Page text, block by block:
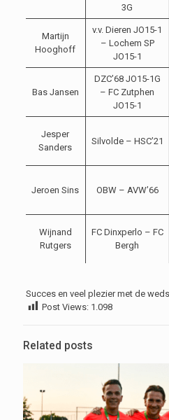
3G
Martijn
Hooghoff
v.v. Dieren JO15-1
– Lochem SP
JO15-1
Bas Jansen
DZC’68 JO15-1G
– FC Zutphen
JO15-1
Jesper
Sanders
Silvolde – HSC’21
Jeroen Sins OBW – AVW’66
Wijnand
Rutgers
FC Dinxperlo – FC
Bergh
Succes en veel plezier met de
Post Views: 1.098
Related posts